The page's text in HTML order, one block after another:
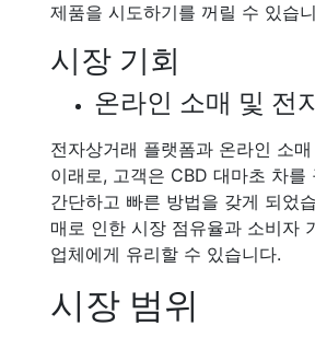
제품을 시도하기를 꺼릴 수 있습
시장 기회
온라인 소매 및 전
전자상거래 플랫폼과 온라인 소
이래로, 고객은 CBD 대마초 차를
간단하고 빠른 방법을 갖게 되었
매로 인한 시장 점유율과 소비자
업체에게 유리할 수 있습니다.
시장 범위